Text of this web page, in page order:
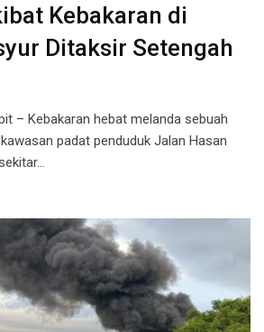
Kebakaran di
Ditaksir Setengah
– Kebakaran hebat melanda sebuah
padat penduduk Jalan Hasan